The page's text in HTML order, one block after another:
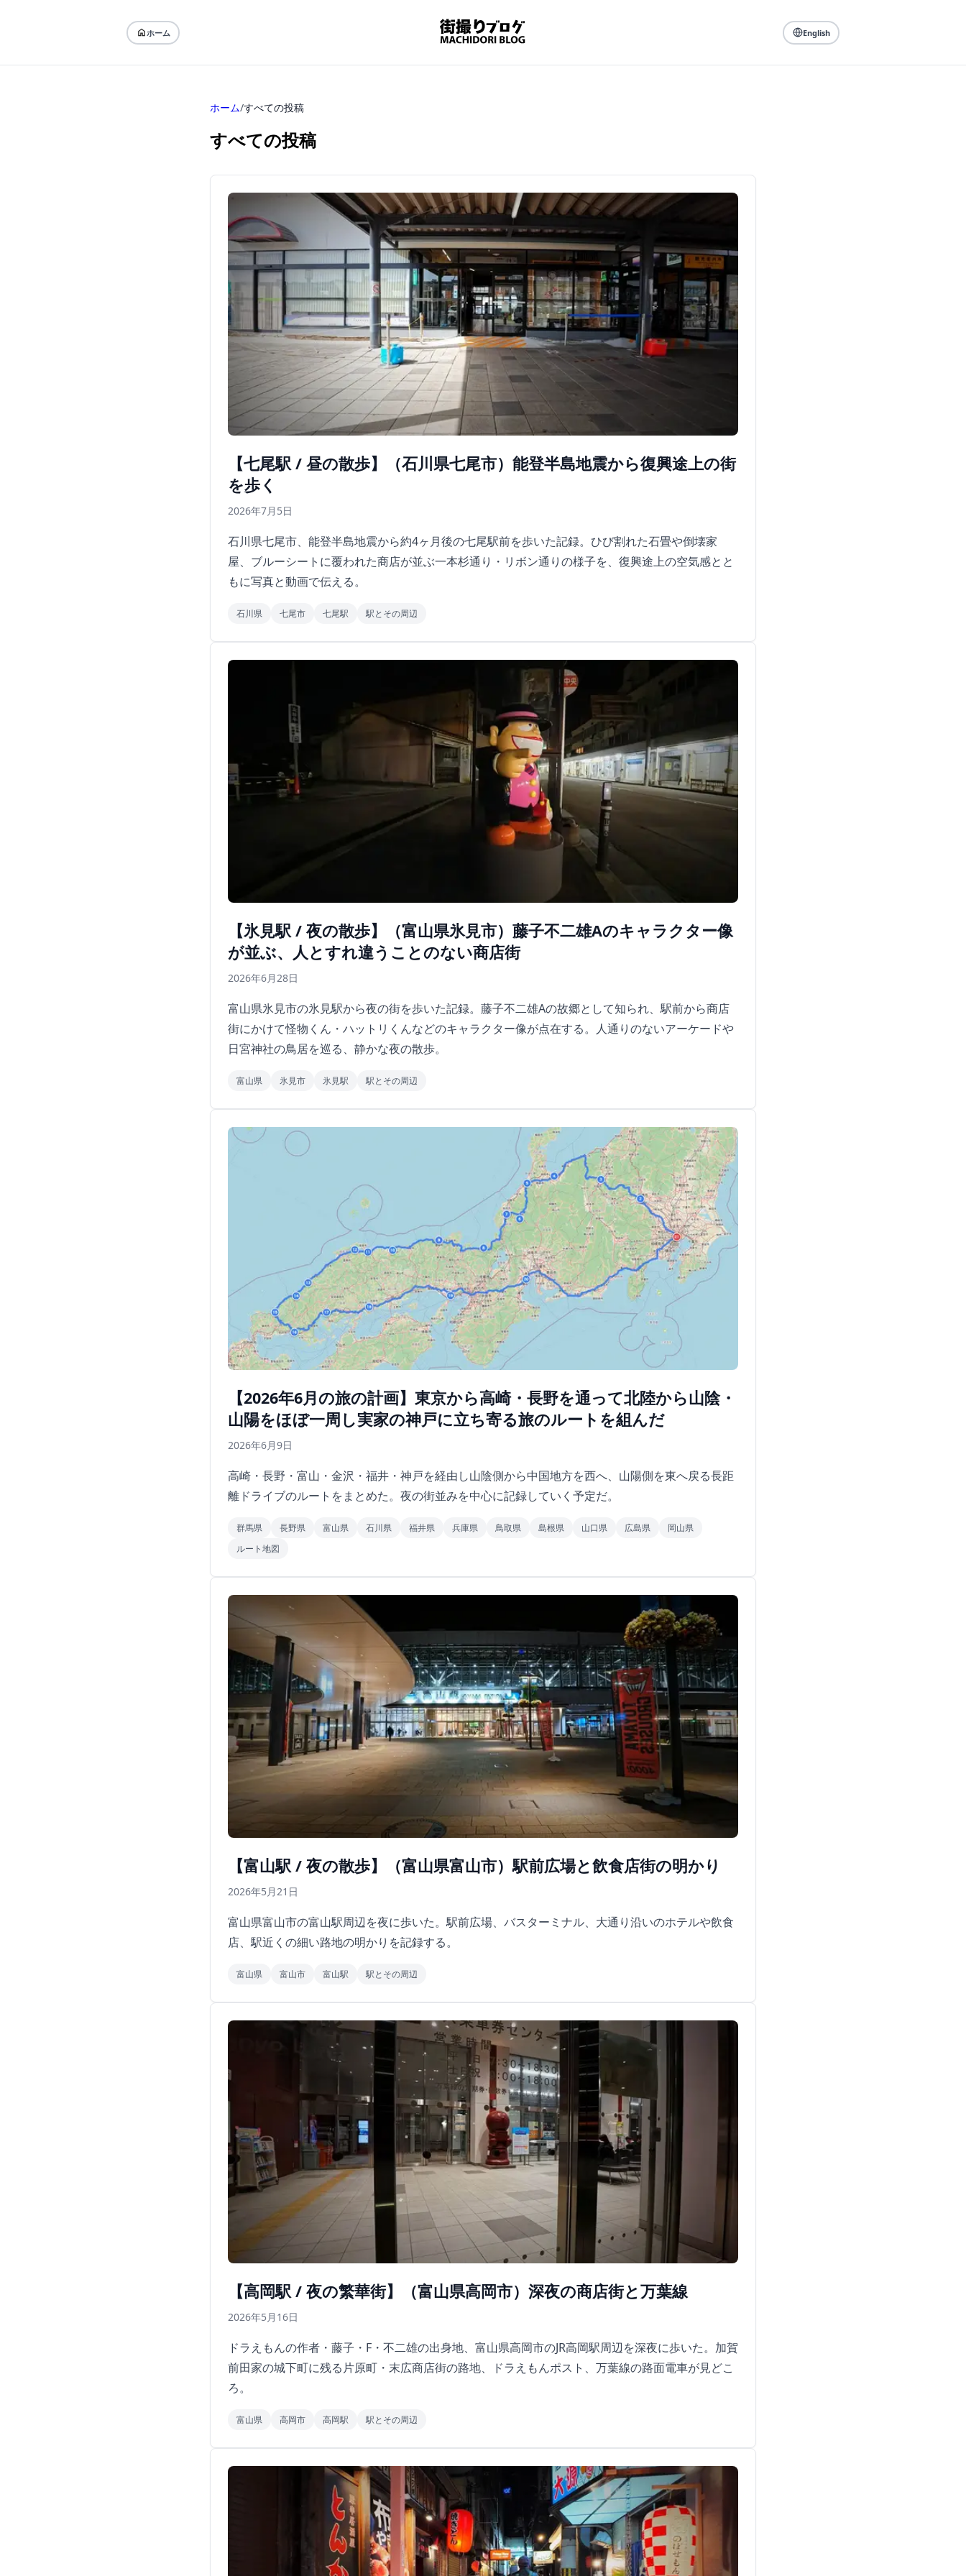
ホーム English
ホーム/すべての投稿
すべての投稿
【七尾駅 / 昼の散歩】（石川県七尾市）能登半島地震から復興途上の街
を歩く
2026年7月5日
石川県七尾市、能登半島地震から約4ヶ月後の七尾駅前を歩いた記録。ひび割れた石畳や倒壊家
屋、ブルーシートに覆われた商店が並ぶ一本杉通り・リボン通りの様子を、復興途上の空気感とと
もに写真と動画で伝える。
石川県 七尾市 七尾駅 駅とその周辺
【氷見駅 / 夜の散歩】（富山県氷見市）藤子不二雄Aのキャラクター像
が並ぶ、人とすれ違うことのない商店街
2026年6月28日
富山県氷見市の氷見駅から夜の街を歩いた記録。藤子不二雄Aの故郷として知られ、駅前から商店
街にかけて怪物くん・ハットリくんなどのキャラクター像が点在する。人通りのないアーケードや
日宮神社の鳥居を巡る、静かな夜の散歩。
富山県 氷見市 氷見駅 駅とその周辺
【2026年6月の旅の計画】東京から高崎・長野を通って北陸から山陰・
山陽をほぼ一周し実家の神戸に立ち寄る旅のルートを組んだ
2026年6月9日
高崎・長野・富山・金沢・福井・神戸を経由し山陰側から中国地方を西へ、山陽側を東へ戻る長距
離ドライブのルートをまとめた。夜の街並みを中心に記録していく予定だ。
群馬県 長野県 富山県 石川県 福井県 兵庫県 鳥取県 島根県 山口県 広島県
岡山県
ルート地図
【富山駅 / 夜の散歩】（富山県富山市）駅前広場と飲食店街の明かり
2026年5月21日
富山県富山市の富山駅周辺を夜に歩いた。駅前広場、バスターミナル、大通り沿いのホテルや飲食
店、駅近くの細い路地の明かりを記録する。
富山県 富山市 富山駅 駅とその周辺
【高岡駅 / 夜の繁華街】（富山県高岡市）深夜の商店街と万葉線
2026年5月16日
ドラえもんの作者・藤子・F・不二雄の出身地、富山県高岡市のJR高岡駅周辺を深夜に歩いた。加賀
前田家の城下町に残る片原町・末広商店街の路地、ドラえもんポスト、万葉線の路面電車が見どこ
ろ。
富山県 高岡市 高岡駅 駅とその周辺